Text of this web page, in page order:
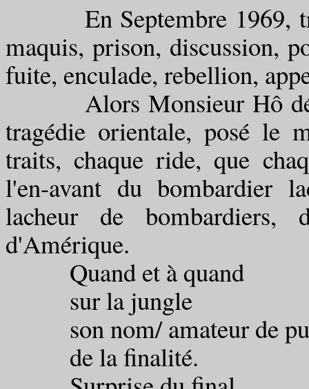
En Septembre 1969,
maquis, prison, discussion,
fuite, enculade, rebellion,
Alors Monsieur Hô
tragédie orientale, posé le
traits, chaque ride, que
l'en-avant du bombardier
lacheur de bombardiers,
d'Amérique.
Quand et à quand
sur la jungle
son nom/ amateur de
de la finalité.